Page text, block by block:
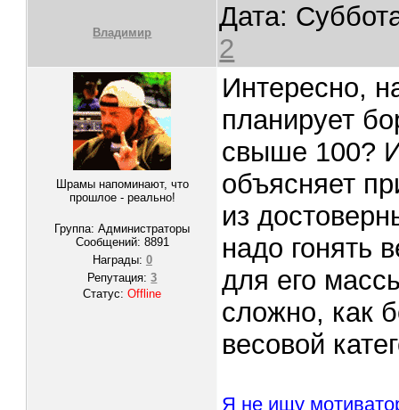
Владимир
Дата:
2
Шрамы напоминают, что
прошлое - реально!
Группа: Администраторы
Сообщений: 8891
Награды: 0
Репутация:3
Статус:Offline
Интересно,
планирует
свыше 100?
объясняет
из
надо гонять
для его
сложно, как
весовой
Я не ищу